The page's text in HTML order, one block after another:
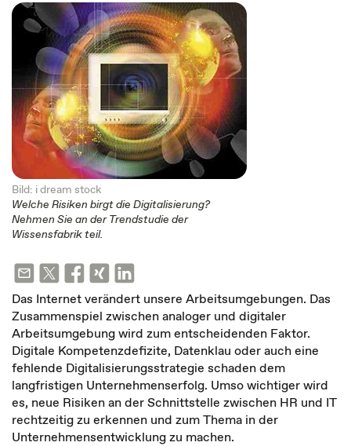
Bild: i dream stock
Welche Risiken birgt die Digitalisierung?
Nehmen Sie an der Trendstudie der
Wissensfabrik teil.
Das Internet verändert unsere Arbeitsumgebungen. Das
Zusammenspiel zwischen analoger und digitaler
Arbeitsumgebung wird zum entscheidenden Faktor.
Digitale Kompetenzdefizite, Datenklau oder auch eine
fehlende Digitalisierungsstrategie schaden dem
langfristigen Unternehmenserfolg. Umso wichtiger wird
es, neue Risiken an der Schnittstelle zwischen HR und IT
rechtzeitig zu erkennen und zum Thema in der
Unternehmensentwicklung zu machen.